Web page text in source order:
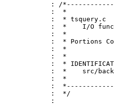
: /
:  *
:  * tsquery.c
:  *    I/O
:  *
:  * Portions
:  *
:  *
:  *
:  *    src/
:  *
:
:  */
: